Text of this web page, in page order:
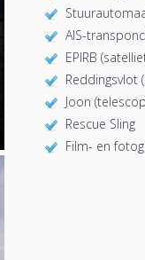
AIS-
EPIRB
Reddingsvlot
Joon
Rescue Sling
Film- en